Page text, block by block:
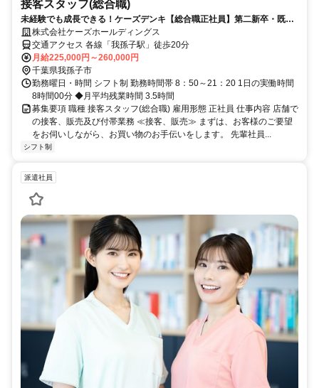
接客スタッフ(総合職)
未経験でも成長できる！ケーズデンキ【総合職正社員】第二新卒・既卒
者を積極採用中！
株式会社ケーズホールディングス
交通アクセス 各線「我孫子駅」徒歩20分
月給225,000円～260,000円
千葉県我孫子市
勤務曜日・時間 シフト制 勤務時間帯 8：50～21：20 1日の実働時間
8時間00分 ◆月平均残業時間 3.5時間
募集要項 職種 接客スタッフ(総合職) 雇用形態 正社員 仕事内容 店舗で
の接客、販売及び付帯業務 ≪接客、販売≫ まずは、お客様のご要望
をお伺いしながら、お買い物のお手伝いをします。 先輩社員...
シフト制
派遣社員